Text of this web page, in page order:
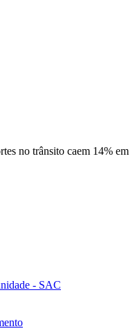
no trânsito caem 14% em
- SAC